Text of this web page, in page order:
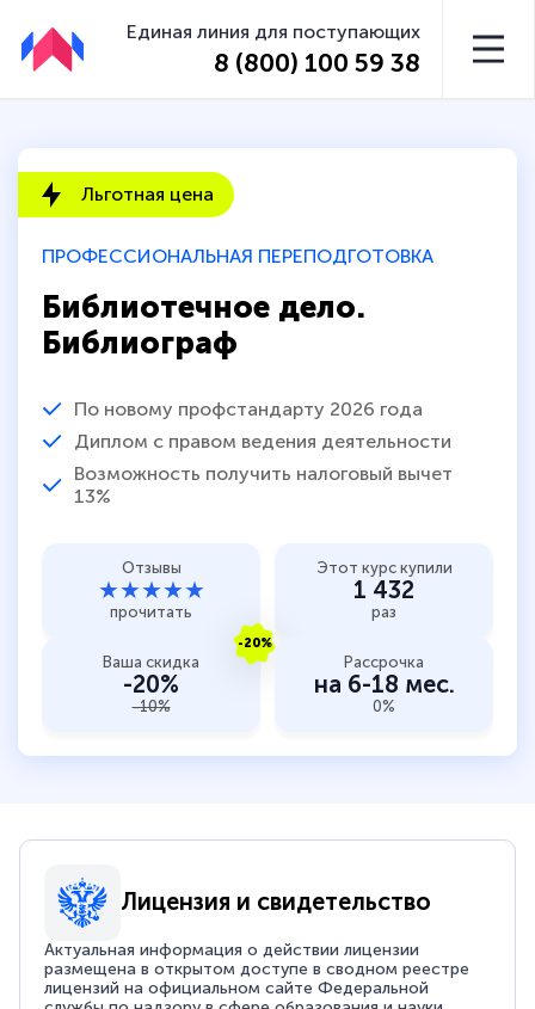
Единая линия для поступающих
8 (800) 100 59 38
ПРОФЕССИОНАЛЬНАЯ ПЕРЕПОДГОТОВКА
Библиотечное дело.
Библиограф
По новому профстандарту 2026 года
Диплом с правом ведения деятельности
Возможность получить налоговый вычет
13%
Льготная цена
Отзывы
★★★★★
прочитать
Этот курс купили
1 432
раз
-20%
Ваша скидка
-20%
-10%
Рассрочка
на 6-18 мес.
0%
Лицензия и свидетельство
Актуальная информация о действии лицензии
размещена в открытом доступе в сводном реестре
лицензий на официальном сайте Федеральной